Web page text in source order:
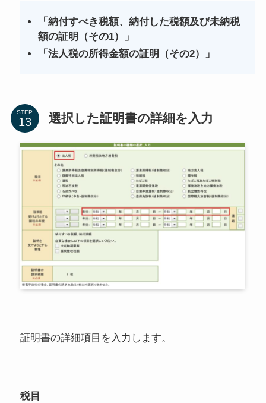
「納付すべき税額、納付した税額及び未納税
額の証明（その1）」
「法人税の所得金額の証明（その2）」
STEP 選択した証明書の詳細を入力
証明書の詳細項目を入力します。
税目